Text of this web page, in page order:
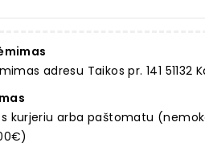
adresu Taikos pr. 141 51132
kurjeriu arba paštomatu